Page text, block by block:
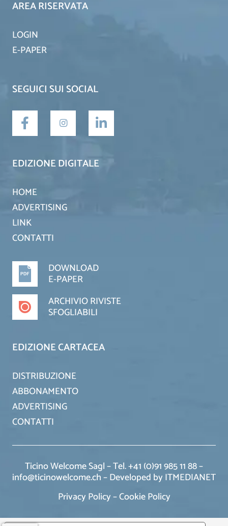
AREA RISERVATA
LOGIN
E-PAPER
SEGUICI SUI SOCIAL
EDIZIONE DIGITALE
HOME
ADVERTISING
LINK
CONTATTI
DOWNLOAD
E-PAPER
ARCHIVIO RIVISTE
SFOGLIABILI
EDIZIONE CARTACEA
DISTRIBUZIONE
ABBONAMENTO
ADVERTISING
CONTATTI
Ticino Welcome Sagl – Tel. +41 (0)91 985 11 88 –
info@ticinowelcome.ch –Developed by ITMEDIANET
Privacy Policy–Cookie Policy